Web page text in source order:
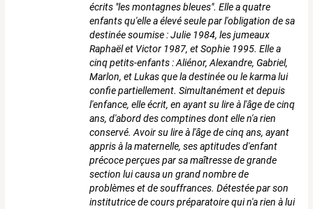
écrits "les montagnes bleues". Elle a quatre
enfants qu'elle a élevé seule par l'obligation de sa
destinée soumise : Julie 1984, les jumeaux
Raphaël et Victor 1987, et Sophie 1995. Elle a
cinq petits-enfants : Aliénor, Alexandre, Gabriel,
Marlon, et Lukas que la destinée ou le karma lui
confie partiellement. Simultanément et depuis
l'enfance, elle écrit, en ayant su lire à l'âge de cinq
ans, d'abord des comptines dont elle n'a rien
conservé. Avoir su lire à l'âge de cinq ans, ayant
appris à la maternelle, ses aptitudes d'enfant
précoce perçues par sa maîtresse de grande
section lui causa un grand nombre de
problèmes et de souffrances. Détestée par son
institutrice de cours préparatoire qui n'a rien à lui